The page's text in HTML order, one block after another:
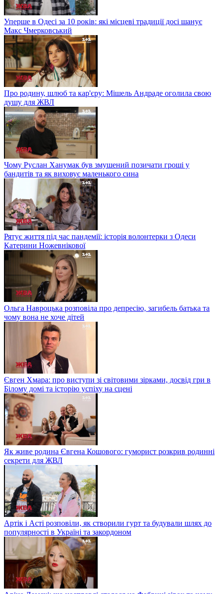
Уперше в Одесі за 10 років: які місцеві традиції досі шанує
Макс Чмерковський
Про родину, шлюб та кар'єру: Мішель Андраде оголила свою
душу для ЖВЛ
Чому Руслан Ханумак був змушений позичати гроші у
бандитів та як виховує маленького сина
Рятує життя під час пандемії: історія волонтерки з Одеси
Катерини Ножевнікової
Ольга Навроцька розповіла про депресію, загибель батька та
чому вона не хоче дітей
Євген Хмара: про виступи зі світовими зірками, досвід гри в
Білому домі та історію успіху на сцені
Як живе родина Євгена Кошового: гуморист розкрив родинні
секрети для ЖВЛ
Артік і Асті розповіли, як створили гурт та будували шлях до
популярності в Україні та закордоном